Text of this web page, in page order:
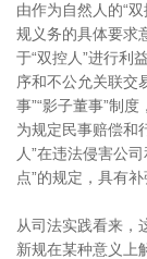
由作为自然人的“
规义务的具体要求
于“双控人”进行利
序和不公允关联交
事”“影子董事”制
为规定民事赔偿和
人”在违法侵害公
点”的规定，具有
从司法实践看来，
新规在某种意义上